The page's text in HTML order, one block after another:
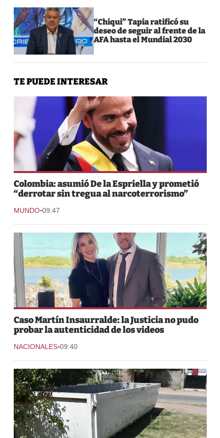
“Chiqui” Tapia ratificó su
deseo de seguir al frente de la
AFA hasta el Mundial 2030
TE PUEDE INTERESAR
Colombia: asumió De la Espriella y prometió
“derrotar sin tregua al narcoterrorismo”
MUNDO-09:47
Caso Martín Insaurralde: la Justicia no pudo
probar la autenticidad de los videos
NACIONALES-09:40